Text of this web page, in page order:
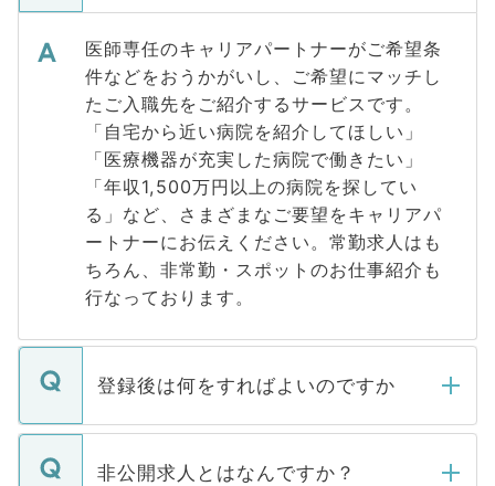
医師専任のキャリアパートナーがご希望条
件などをおうかがいし、ご希望にマッチし
たご入職先をご紹介するサービスです。
「自宅から近い病院を紹介してほしい」
「医療機器が充実した病院で働きたい」
「年収1,500万円以上の病院を探してい
る」など、さまざまなご要望をキャリアパ
ートナーにお伝えください。常勤求人はも
ちろん、非常勤・スポットのお仕事紹介も
行なっております。
登録後は何をすればよいのですか
ご登録いただきましたら、弊社担当者がご
登録内容を確認し、その後メールもしくは
非公開求人とはなんですか？